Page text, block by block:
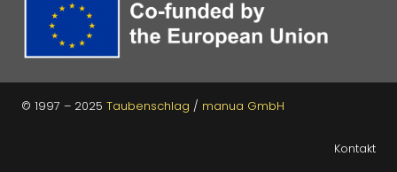
© 1997 – 2025 Taubenschlag / manua GmbH
Kontakt